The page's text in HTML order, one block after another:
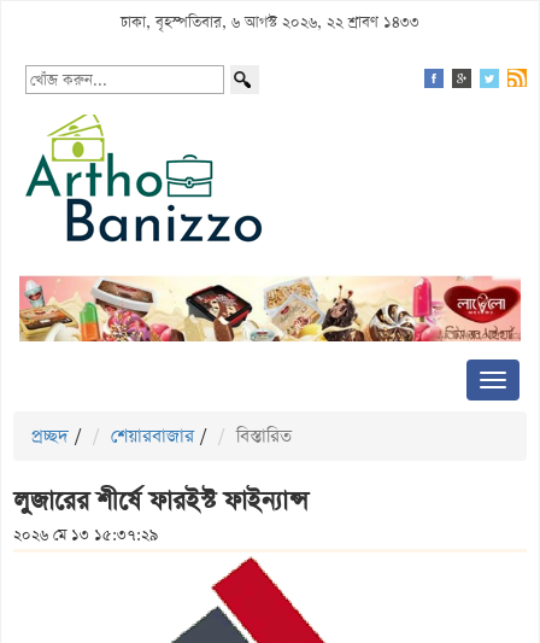
ঢাকা, বৃহস্পতিবার, ৬ আগস্ট ২০২৬, ২২ শ্রাবণ ১৪৩৩
প্রচ্ছদ / শেয়ারবাজার / বিস্তারিত
লুজারের শীর্ষে ফারইস্ট ফাইন্যান্স
২০২৬ মে ১৩ ১৫:৩৭:২৯